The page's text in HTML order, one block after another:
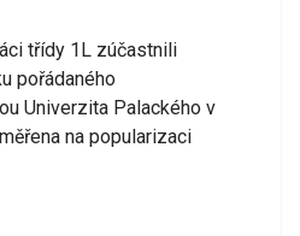
třídy 1L zúčastnili
pořádaného
Univerzita Palackého v
na popularizaci